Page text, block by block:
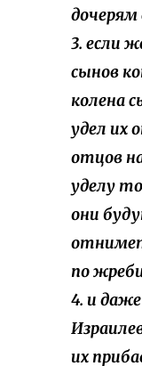
дочерям
3. если
сынов
колена
удел их
отцов
уделу
они
по
4. и
их